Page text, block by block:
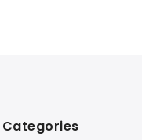
Categories